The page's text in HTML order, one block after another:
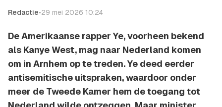
Redactie•29 mei 2026 10:24
De Amerikaanse rapper Ye, voorheen bekend
als Kanye West, mag naar Nederland komen
om in Arnhem op te treden. Ye deed eerder
antisemitische uitspraken, waardoor onder
meer de Tweede Kamer hem de toegang tot